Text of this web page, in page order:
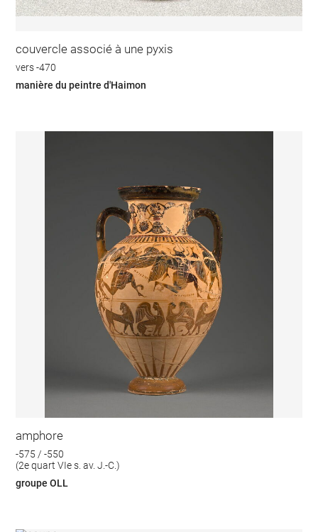
couvercle associé à une pyxis
vers -470
manière du peintre d'Haimon
amphore
-575 / -550
(2e quart VIe s. av. J.-C.)
groupe OLL